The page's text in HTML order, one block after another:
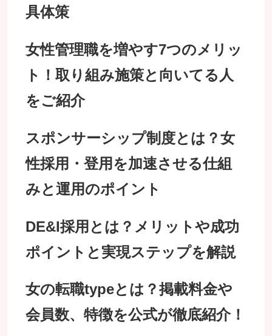
具体策
女性管理職を増やす7つのメリッ
ト！取り組み施策と向いてる人
をご紹介
スポンサーシップ制度とは？女
性採用・登用を加速させる仕組
みと運用のポイント
DE&I採用とは？メリットや成功
ポイントと実現ステップを解説
女の転職typeとは？掲載料金や
会員数、特徴を公式が徹底紹介！